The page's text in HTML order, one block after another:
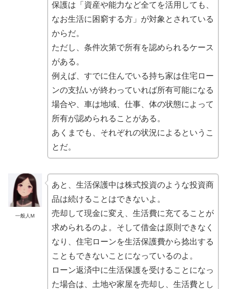
保護は「資産や能力など全てを活用しても、
なお生活に困窮する方」が対象とされている
からだ。
ただし、条件次第で所有を認められるケース
がある。
例えば、すでに住んでいる持ち家は住宅ロー
ンの支払いが終わっていれば所有可能になる
場合や、車は地域、仕事、体の状態によって
所有が認められることがある。
あくまでも、それぞれの状況によるというこ
とだ。
一般人M
あと、生活保護中は株式投資のような投資商
品は続けることはできないよ。
売却して現金に変え、生活費に充てることが
求められるのよ。そして借金は原則できなく
なり、住宅ローンを生活保護費から捻出する
こともできないことになっているのよ。
ローン返済中に生活保護を受けることになっ
た場合は、土地や家屋を売却し、生活費とし